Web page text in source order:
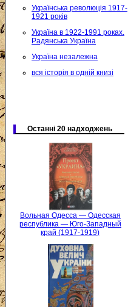
Українська революція 1917-
1921 років
Україна в 1922-1991 роках.
Радянська Україна
Україна незалежна
вся історія в одній книзі
Останні 20 надходжень
Вольная Одесса — Одесская
республика — Юго-Западный
край (1917-1919)